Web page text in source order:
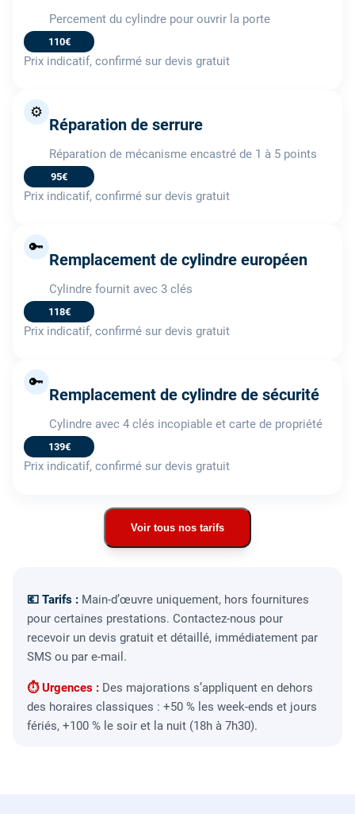
Percement du cylindre pour ouvrir la porte
110€
Prix indicatif, confirmé sur devis gratuit
⚙️
Réparation de serrure
Réparation de mécanisme encastré de 1 à 5 points
95€
Prix indicatif, confirmé sur devis gratuit
🔑
Remplacement de cylindre européen
Cylindre fournit avec 3 clés
118€
Prix indicatif, confirmé sur devis gratuit
🔑
Remplacement de cylindre de sécurité
Cylindre avec 4 clés incopiable et carte de propriété
139€
Prix indicatif, confirmé sur devis gratuit
Voir tous nos tarifs
💶 Tarifs : Main-d’œuvre uniquement, hors fournitures
pour certaines prestations. Contactez-nous pour
recevoir un devis gratuit et détaillé, immédiatement par
SMS ou par e-mail.
⏱ Urgences : Des majorations s’appliquent en dehors
des horaires classiques : +50 % les week-ends et jours
fériés, +100 % le soir et la nuit (18h à 7h30).